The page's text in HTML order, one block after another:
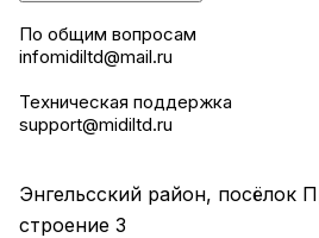
По общим вопросам
infomidiltd@mail.ru
Техническая поддержка
support@midiltd.ru
Энгельсский район, посёлок
строение 3